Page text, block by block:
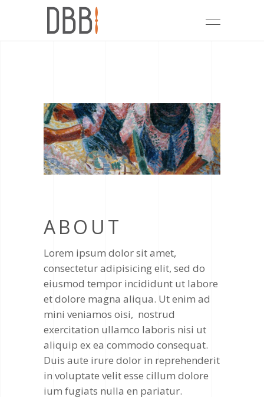
ABOUT
Lorem ipsum dolor sit amet,
consectetur adipisicing elit, sed do
eiusmod tempor incididunt ut labore
et dolore magna aliqua. Ut enim ad
mini veniamos oisi, nostrud
exercitation ullamco laboris nisi ut
aliquip ex ea commodo consequat.
Duis aute irure dolor in reprehenderit
in voluptate velit esse cillum dolore
ium fugiats nulla en pariatur.